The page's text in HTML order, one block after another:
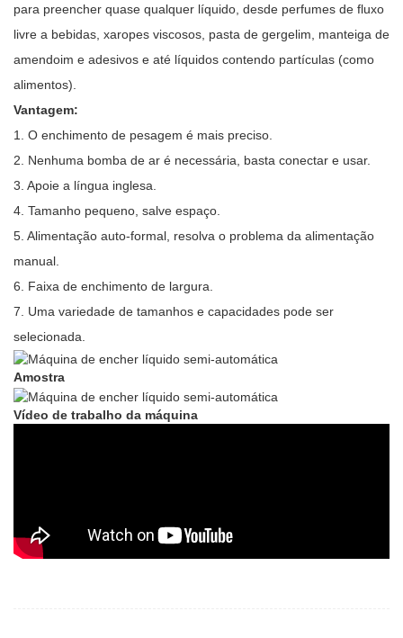
para preencher quase qualquer líquido, desde perfumes de fluxo
livre a bebidas, xaropes viscosos, pasta de gergelim, manteiga de
amendoim e adesivos e até líquidos contendo partículas (como
alimentos).
Vantagem:
1. O enchimento de pesagem é mais preciso.
2. Nenhuma bomba de ar é necessária, basta conectar e usar.
3. Apoie a língua inglesa.
4. Tamanho pequeno, salve espaço.
5. Alimentação auto-formal, resolva o problema da alimentação
manual.
6. Faixa de enchimento de largura.
7. Uma variedade de tamanhos e capacidades pode ser
selecionada.
Amostra
Vídeo de trabalho da máquina